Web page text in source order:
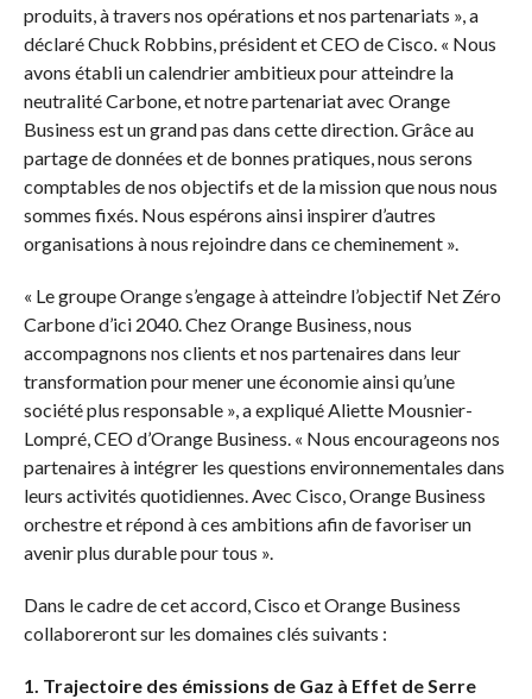
produits, à travers nos opérations et nos partenariats », a
déclaré Chuck Robbins, président et CEO de Cisco. « Nous
avons établi un calendrier ambitieux pour atteindre la
neutralité Carbone, et notre partenariat avec Orange
Business est un grand pas dans cette direction. Grâce au
partage de données et de bonnes pratiques, nous serons
comptables de nos objectifs et de la mission que nous nous
sommes fixés. Nous espérons ainsi inspirer d’autres
organisations à nous rejoindre dans ce cheminement ».
« Le groupe Orange s’engage à atteindre l’objectif Net Zéro
Carbone d’ici 2040. Chez Orange Business, nous
accompagnons nos clients et nos partenaires dans leur
transformation pour mener une économie ainsi qu’une
société plus responsable », a expliqué Aliette Mousnier-
Lompré, CEO d’Orange Business. « Nous encourageons nos
partenaires à intégrer les questions environnementales dans
leurs activités quotidiennes. Avec Cisco, Orange Business
orchestre et répond à ces ambitions afin de favoriser un
avenir plus durable pour tous ».
Dans le cadre de cet accord, Cisco et Orange Business
collaboreront sur les domaines clés suivants :
1. Trajectoire des émissions de Gaz à Effet de Serre